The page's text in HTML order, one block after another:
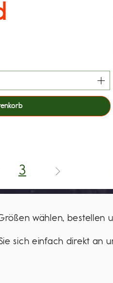
3
wählen, bestellen
sich einfach direkt an